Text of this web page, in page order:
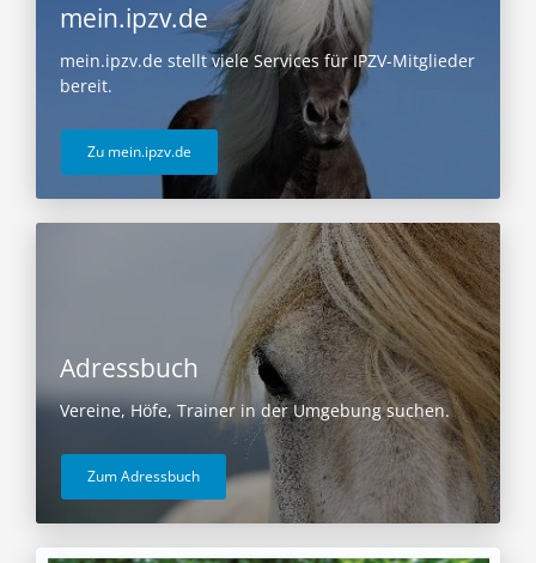
mein.ipzv.de
mein.ipzv.de stellt viele Services für IPZV-Mitglieder
bereit.
Zu mein.ipzv.de
Adressbuch
Vereine, Höfe, Trainer in der Umgebung suchen.
Zum Adressbuch